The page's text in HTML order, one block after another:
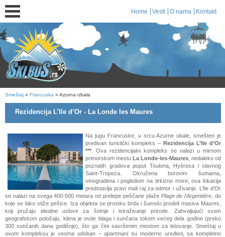
Home Vesti O nama Kontakt
Smeštaj » Francuska » Azurna obala
Rezidencija L’Ile d’Or - La Londe les Maures
Na jugu Francuske, u srcu Azurne obale, smešten je
predivan turistički kompleks –Rezidencija L’Ile d’Or
*** . Ova rezidencijalni kompleks se nalazi u mirnom
primorskom mestuLa Londe-les-Maures , nedaleko od
poznatih gradova poput Toulona, Hyèresa i slavnog
Saint-Tropeza. Okružena borovim šumama,
vinogradima i pogledom na tirkizno more, ova lokacija
predstavlja pravi mali raj za odmor i uživanje. L’Ile d’Or
se nalazi na svega 400-500 metara od prelepe peščane plaže Plage de l’Argentière , do
koje se lako stiže pešice. Iza objekta se prostiru brda i šumski predeli masiva Maures,
koji pružaju idealne uslove za šetnje i istraživanje prirode. Zahvaljujući svom
geografskom položaju, klima je ovde blaga i sunčana tokom većeg dela godine (preko
300 sunčanih dana godišnje), što ga čini savršenim mestom za letovanje. Smeštaj u
ovom kompleksu je veoma udoban – apartmani su moderno uređeni, sa kompletno